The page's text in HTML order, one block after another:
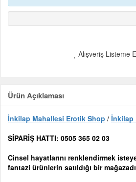
Alışveriş Listeme
Ürün Açıklaması
İnkilap Mahallesi Erotik Shop / İnkilap
SİPARİŞ HATTI: 0505 365 02 03
Cinsel hayatlarını renklendirmek
fantazi ürünlerin satıldığı bir